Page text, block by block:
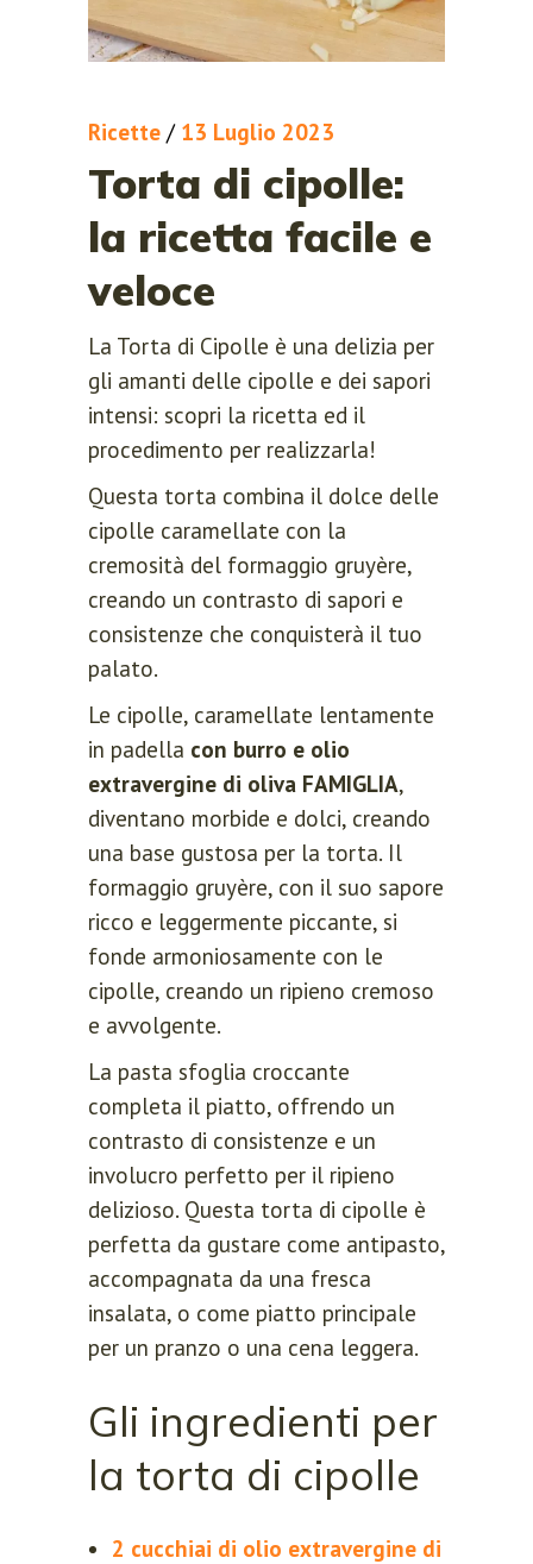
Ricette / 13 Luglio 2023
Torta di cipolle:
la ricetta facile e
veloce
La Torta di Cipolle è una delizia per
gli amanti delle cipolle e dei sapori
intensi: scopri la ricetta ed il
procedimento per realizzarla!
Questa torta combina il dolce delle
cipolle caramellate con la
cremosità del formaggio gruyère,
creando un contrasto di sapori e
consistenze che conquisterà il tuo
palato.
Le cipolle, caramellate lentamente
in padella con burro e olio
extravergine di oliva FAMIGLIA,
diventano morbide e dolci, creando
una base gustosa per la torta. Il
formaggio gruyère, con il suo sapore
ricco e leggermente piccante, si
fonde armoniosamente con le
cipolle, creando un ripieno cremoso
e avvolgente.
La pasta sfoglia croccante
completa il piatto, offrendo un
contrasto di consistenze e un
involucro perfetto per il ripieno
delizioso. Questa torta di cipolle è
perfetta da gustare come antipasto,
accompagnata da una fresca
insalata, o come piatto principale
per un pranzo o una cena leggera.
Gli ingredienti per
la torta di cipolle
2 cucchiai di olio extravergine di